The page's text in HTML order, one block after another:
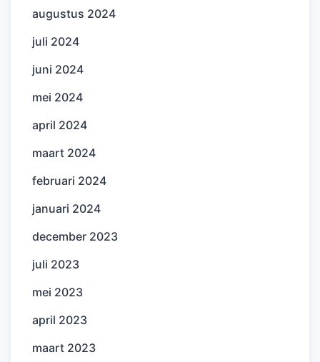
augustus 2024
juli 2024
juni 2024
mei 2024
april 2024
maart 2024
februari 2024
januari 2024
december 2023
juli 2023
mei 2023
april 2023
maart 2023